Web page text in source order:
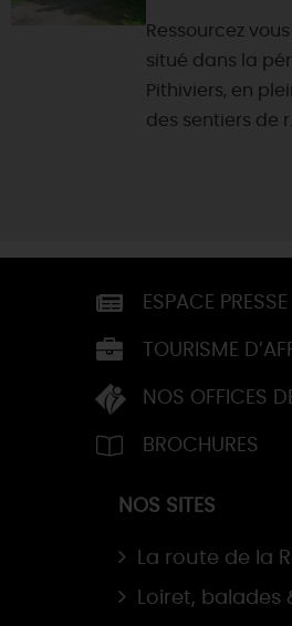
Ressourcez
situé dans la
Pithiviers, en
des sentiers de r...
ESPACE PRESSE
TOURISME
NOS OFFICES
BROCHURES
NOS SITES
La route de la
Loiret, balades